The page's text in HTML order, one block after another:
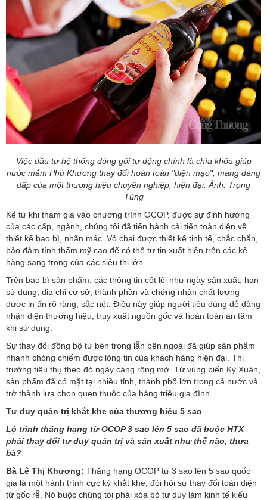
Việc đầu tư hệ thống đóng gói tự động chính là chìa khóa giúp
nước mắm Phú Khương thay đổi hoàn toàn "diện mạo", mang dáng
dấp của một thương hiệu chuyên nghiệp, hiện đại. Ảnh: Trọng
Tùng
Kể từ khi tham gia vào chương trình OCOP, được sự định hướng
của các cấp, ngành, chúng tôi đã tiến hành cải tiến toàn diện về
thiết kế bao bì, nhãn mác. Vỏ chai được thiết kế tinh tế, chắc chắn,
bảo đảm tính thẩm mỹ cao để có thể tự tin xuất hiện trên các kệ
hàng sang trọng của các siêu thị lớn.
Trên bao bì sản phẩm, các thông tin cốt lõi như ngày sản xuất, hạn
sử dụng, địa chỉ cơ sở, thành phần và chứng nhận chất lượng
được in ấn rõ ràng, sắc nét. Điều này giúp người tiêu dùng dễ dàng
nhận diện thương hiệu, truy xuất nguồn gốc và hoàn toàn an tâm
khi sử dụng.
Sự thay đổi đồng bộ từ bên trong lẫn bên ngoài đã giúp sản phẩm
nhanh chóng chiếm được lòng tin của khách hàng hiện đại. Thị
trường tiêu thụ theo đó ngày càng rộng mở. Từ vùng biển Kỳ Xuân,
sản phẩm đã có mặt tại nhiều tỉnh, thành phố lớn trong cả nước và
trở thành lựa chọn quen thuộc của hàng triệu gia đình.
Tư duy quản trị khắt khe của thương hiệu 5 sao
Lộ trình thăng hạng từ OCOP 3 sao lên 5 sao đã buộc HTX
phải thay đổi tư duy quản trị và sản xuất như thế nào, thưa
bà?
Bà Lê Thị Khương: Thăng hạng OCOP từ 3 sao lên 5 sao quốc
gia là một hành trình cực kỳ khắt khe, đòi hỏi sự thay đổi toàn diện
từ gốc rễ. Nó buộc chúng tôi phải xóa bỏ tư duy làm kinh tế kiểu